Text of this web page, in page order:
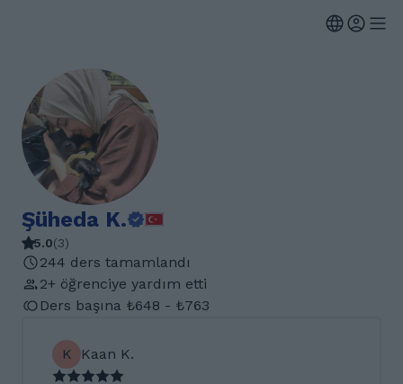
Şüheda K.
5.0(3)
244 ders tamamlandı
2+ öğrenciye yardım etti
Ders başına ₺648 - ₺763
K Kaan K.